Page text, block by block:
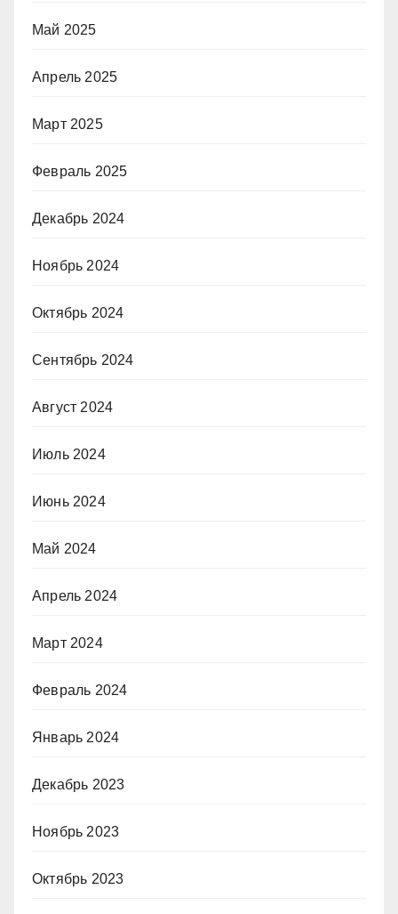
Май 2025
Апрель 2025
Март 2025
Февраль 2025
Декабрь 2024
Ноябрь 2024
Октябрь 2024
Сентябрь 2024
Август 2024
Июль 2024
Июнь 2024
Май 2024
Апрель 2024
Март 2024
Февраль 2024
Январь 2024
Декабрь 2023
Ноябрь 2023
Октябрь 2023